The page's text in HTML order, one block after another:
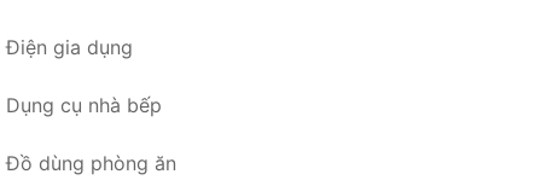
Điện gia dụng
Dụng cụ nhà bếp
Đồ dùng phòng ăn